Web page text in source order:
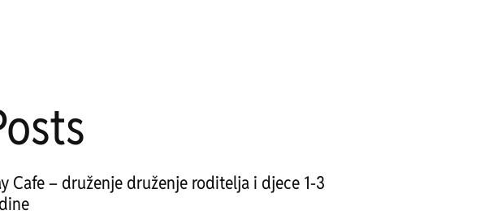
Cafe – druženje druženje roditelja i djece 1-3